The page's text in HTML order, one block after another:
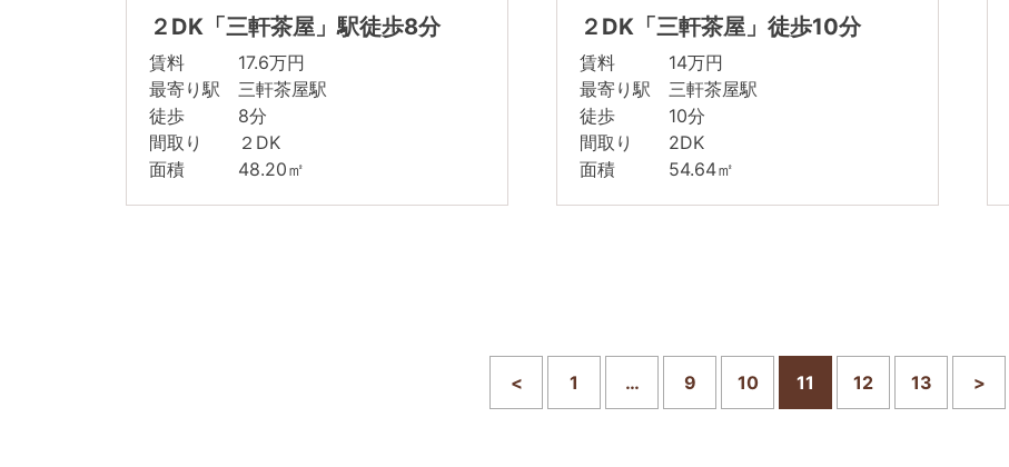
２DK「三軒茶屋」駅徒歩8分
賃料 17.6万円
最寄り駅 三軒茶屋駅
徒歩 8分
間取り ２DK
面積 48.20㎡
２DK「三軒茶屋」徒歩10分
賃料 14万円
最寄り駅 三軒茶屋駅
徒歩 10分
間取り 2DK
面積 54.64㎡
< 1 … 9 10 11 12 13 >